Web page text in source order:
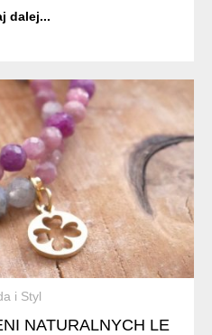
się tym z inny...
dalej...
i Styl
NATURALNYCH LE